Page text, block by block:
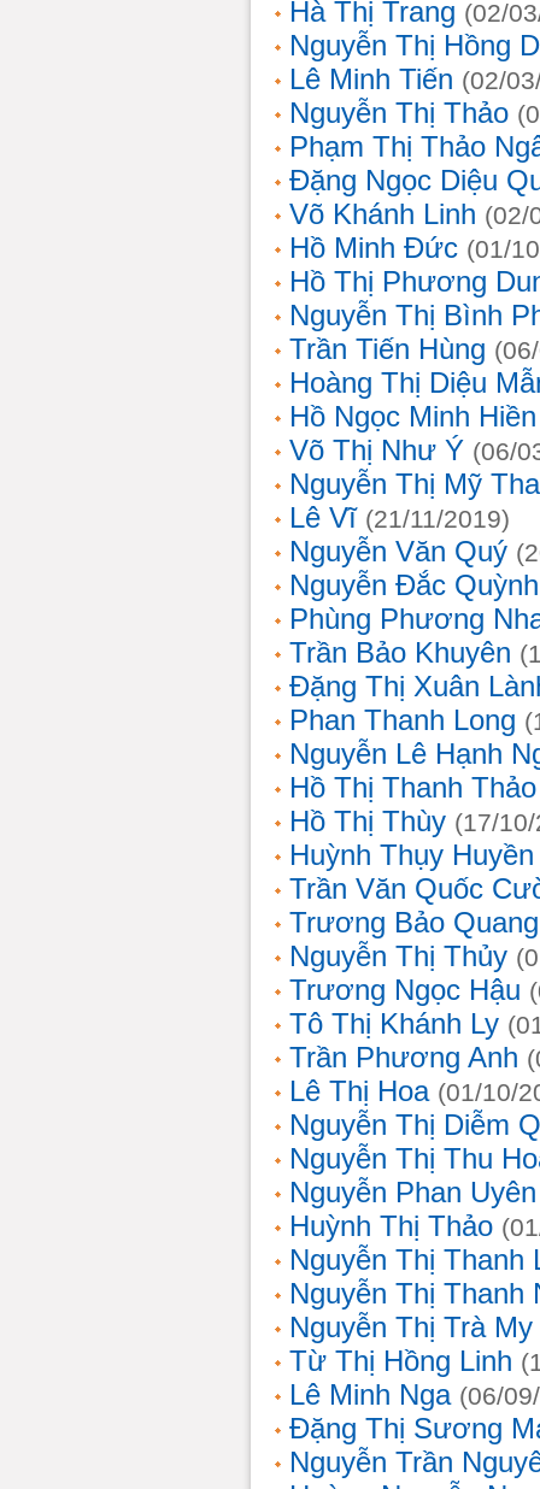
Hà Thị Trang (02/
Nguyễn Thị Hồng
Lê Minh Tiến (02/
Nguyễn Thị Thảo
Phạm Thị Thảo
Đặng Ngọc Diệu
Võ Khánh Linh (02/
Hồ Minh Đức (01/
Hồ Thị Phương
Nguyễn Thị Bình
Trần Tiến Hùng
Hoàng Thị Diệu
Hồ Ngọc Minh Hiền
Võ Thị Như Ý (06/
Nguyễn Thị Mỹ
Lê Vĩ (21/11/2019)
Nguyễn Văn Quý
Nguyễn Đắc
Phùng Phương
Trần Bảo Khuyên
Đặng Thị Xuân
Phan Thanh Long
Nguyễn Lê Hạnh
Hồ Thị Thanh Thảo
Hồ Thị Thùy (17/
Huỳnh Thụy
Trần Văn Quốc
Trương Bảo
Nguyễn Thị Thủy
Trương Ngọc Hậu
Tô Thị Khánh Ly
Trần Phương Anh
Lê Thị Hoa (01/10/
Nguyễn Thị Diễm
Nguyễn Thị Thu
Nguyễn Phan
Huỳnh Thị Thảo
Nguyễn Thị Thanh
Nguyễn Thị Thanh
Nguyễn Thị Trà My
Từ Thị Hồng Linh
Lê Minh Nga (06/
Đặng Thị Sương
Nguyễn Trần